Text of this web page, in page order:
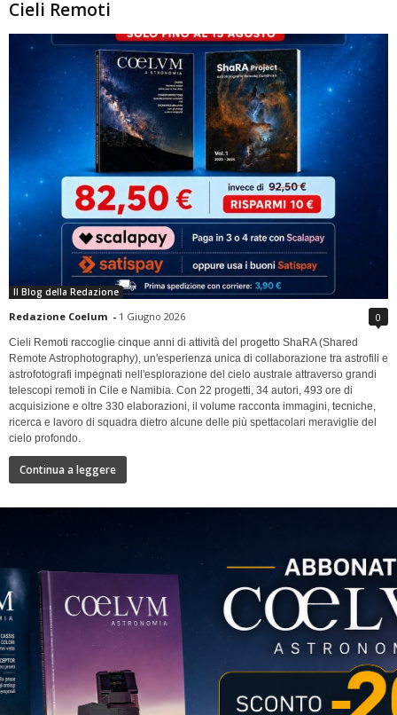
Cieli Remoti
Il Blog della Redazione
Redazione Coelum - 1 Giugno 2026 0
Cieli Remoti raccoglie cinque anni di attività del progetto ShaRA (Shared
Remote Astrophotography), un'esperienza unica di collaborazione tra astrofili e
astrofotografi impegnati nell'esplorazione del cielo australe attraverso grandi
telescopi remoti in Cile e Namibia. Con 22 progetti, 34 autori, 493 ore di
acquisizione e oltre 330 elaborazioni, il volume racconta immagini, tecniche,
ricerca e lavoro di squadra dietro alcune delle più spettacolari meraviglie del
cielo profondo.
Continua a leggere